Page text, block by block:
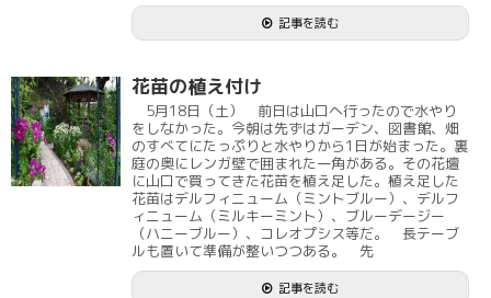
記事を読む
花苗の植え付け
5月18日（土） 前日は山口へ行ったので水やり
をしなかった。今朝は先ずはガーデン、図書館、畑
のすべてにたっぷりと水やりから1日が始まった。裏
庭の奥にレンガ壁で囲まれた一角がある。その花壇
に山口で買ってきた花苗を植え足した。植え足した
花苗はデルフィニューム（ミントブルー）、デルフ
ィニューム（ミルキーミント）、ブルーデージー
（ハニーブルー）、コレオプシス等だ。 長テーブ
ルも置いて準備が整いつつある。 先
記事を読む